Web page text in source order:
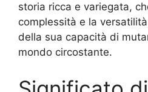
storia ricca e variegata,
complessità e la
della sua capacità di
mondo circostante.